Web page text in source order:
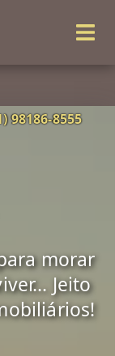
98186-8555
morar
Jeito